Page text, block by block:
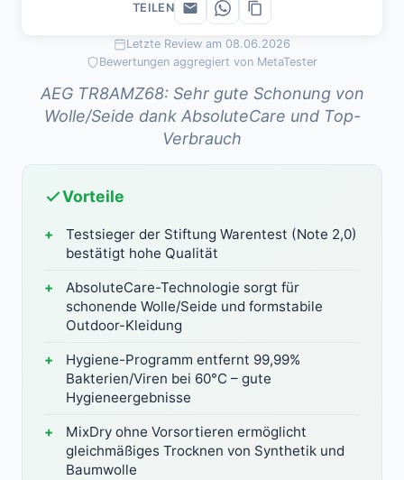
Letzte Review am 08.06.2026
Bewertungen aggregiert von MetaTester
AEG TR8AMZ68: Sehr gute Schonung von
Wolle/Seide dank AbsoluteCare und Top-
Verbrauch
Vorteile
Testsieger der Stiftung Warentest (Note 2,0)
bestätigt hohe Qualität
AbsoluteCare-Technologie sorgt für
schonende Wolle/Seide und formstabile
Outdoor-Kleidung
Hygiene-Programm entfernt 99,99%
Bakterien/Viren bei 60°C – gute
Hygieneergebnisse
MixDry ohne Vorsortieren ermöglicht
gleichmäßiges Trocknen von Synthetik und
Baumwolle
TEILEN